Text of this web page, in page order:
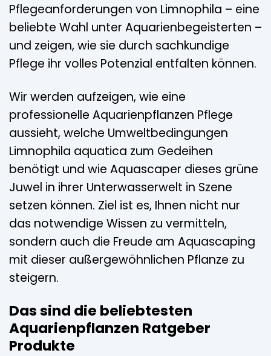
Pflegeanforderungen von Limnophila – eine
beliebte Wahl unter Aquarienbegeisterten –
und zeigen, wie sie durch sachkundige
Pflege ihr volles Potenzial entfalten können.
Wir werden aufzeigen, wie eine
professionelle Aquarienpflanzen Pflege
aussieht, welche Umweltbedingungen
Limnophila aquatica zum Gedeihen
benötigt und wie Aquascaper dieses grüne
Juwel in ihrer Unterwasserwelt in Szene
setzen können. Ziel ist es, Ihnen nicht nur
das notwendige Wissen zu vermitteln,
sondern auch die Freude am Aquascaping
mit dieser außergewöhnlichen Pflanze zu
steigern.
Das sind die beliebtesten
Aquarienpflanzen Ratgeber
Produkte